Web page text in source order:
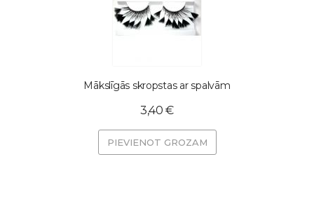
Mākslīgās skropstas ar spalvām
3,40 €
PIEVIENOT GROZAM